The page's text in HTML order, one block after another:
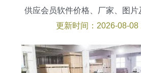
供应会员软件价格、厂家、图
析
更新时间：2026-08-08